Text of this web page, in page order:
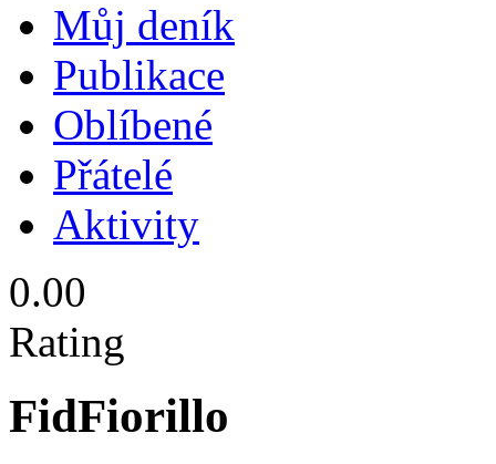
Můj deník
Publikace
Oblíbené
Přátelé
Aktivity
0.00
Rating
FidFiorillo